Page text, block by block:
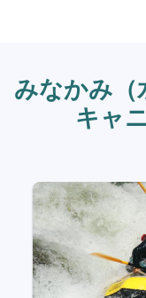
みなかみ（
キャ